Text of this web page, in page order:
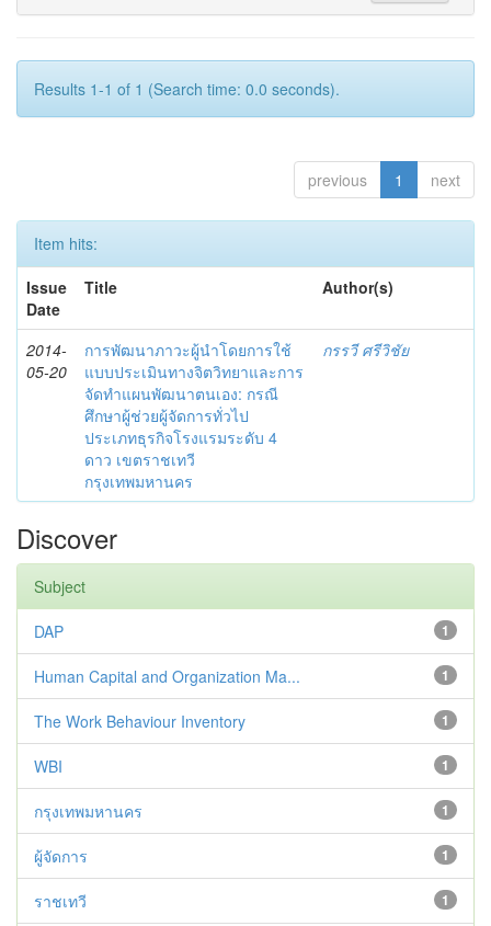
Results 1-1 of 1 (Search time: 0.0 seconds).
previous 1 next
Item hits:
Issue
Date
Title Author(s)
2014-
05-20
การพัฒนาภาวะผู้นำโดยการใช้
แบบประเมินทางจิตวิทยาและการ
จัดทำแผนพัฒนาตนเอง: กรณี
ศึกษาผู้ช่วยผู้จัดการทั่วไป
ประเภทธุรกิจโรงแรมระดับ 4
ดาว เขตราชเทวี
กรุงเทพมหานคร
กรรวี ศรีวิชัย
Discover
Subject
1
DAP
1
Human Capital and Organization Ma...
1
The Work Behaviour Inventory
1
WBI
1
กรุงเทพมหานคร
1
ผู้จัดการ
1
ราชเทวี